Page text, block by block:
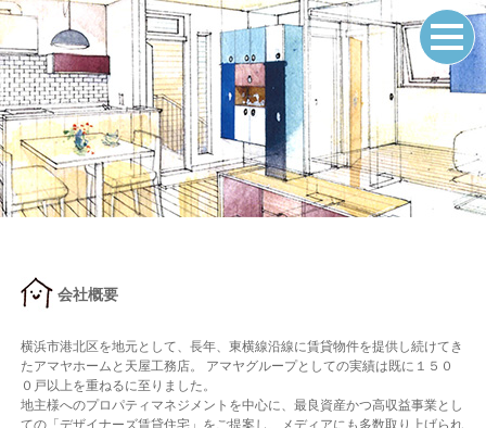
会社概要
横浜市港北区を地元として、長年、東横線沿線に賃貸物件を提供し続けてき
たアマヤホームと天屋工務店。 アマヤグループとしての実績は既に１５０
０戸以上を重ねるに至りました。
地主様へのプロパティマネジメントを中心に、最良資産かつ高収益事業とし
ての「デザイナーズ賃貸住宅」をご提案し、メディアにも多数取り上げられ